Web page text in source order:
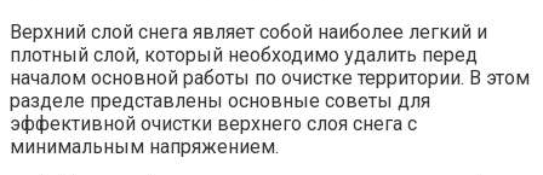
Верхний слой снега являет собой наиболее легкий и
плотный слой, который необходимо удалить перед
началом основной работы по очистке территории. В этом
разделе представлены основные советы для
эффективной очистки верхнего слоя снега с
минимальным напряжением.